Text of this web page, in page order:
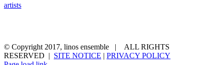
artists
© Copyright 2017, linos ensemble | ALL RIGHTS
RESERVED | SITE NOTICE | PRIVACY POLICY